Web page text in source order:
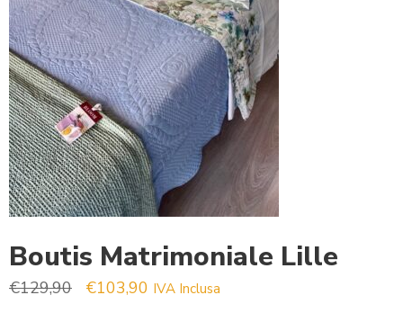
Boutis Matrimoniale Lille
€129,90 Il prezzo originale era: €129,90.
€103,90 Il prezzo attuale è: €103,90.
IVA Inclusa